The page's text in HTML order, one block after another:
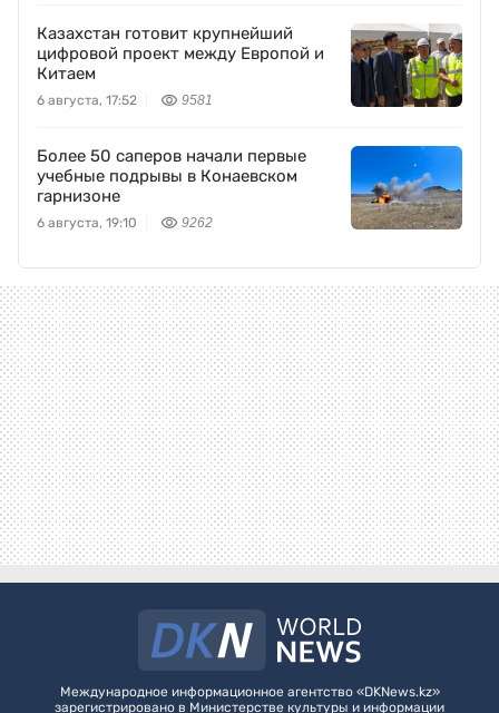
Казахстан готовит крупнейший
цифровой проект между Европой и
Китаем
6 августа, 17:52 9581
Более 50 саперов начали первые
учебные подрывы в Конаевском
гарнизоне
6 августа, 19:10 9262
Международное информационное агентство «DKNews.kz»
зарегистрировано в Министерстве культуры и информации